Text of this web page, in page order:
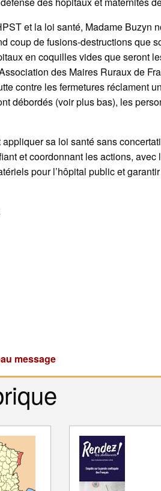
et la loi santé, Madame Buzyn
coup de fusions-destructions que
en coquilles vides que seront
des Maires Ruraux de
contre les fermetures réclament
débordés (voir plus bas), les
sa loi santé sans
et coordonnant les actions,
pour l’hôpital public et
message